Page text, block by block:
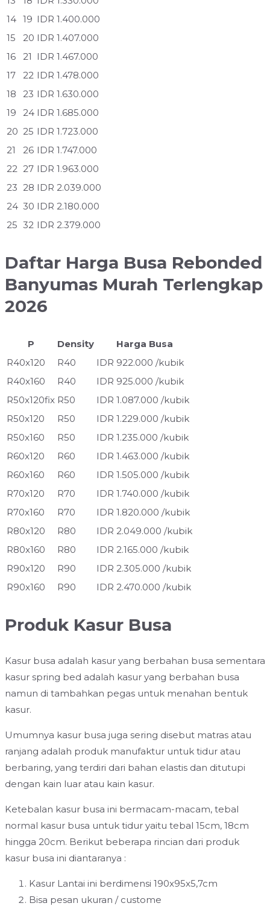
14 19 IDR 1.400.000
15
20 IDR 1.407.000
16
21
IDR 1.467.000
17
22 IDR 1.478.000
18
23 IDR 1.630.000
19
24 IDR 1.685.000
20 25 IDR 1.723.000
21
26 IDR 1.747.000
22 27 IDR 1.963.000
23 28 IDR 2.039.000
24 30 IDR 2.180.000
25 32 IDR 2.379.000
Daftar Harga Busa Rebonded
Banyumas Murah Terlengkap
2026
P Density
Harga Busa
R40x120
R40
IDR 922.000 /kubik
R40x160
R40
IDR 925.000 /kubik
R50x120fix R50
IDR 1.087.000 /kubik
R50x120
R50
IDR 1.229.000 /kubik
R50x160
R50
IDR 1.235.000 /kubik
R60x120
R60
IDR 1.463.000 /kubik
R60x160
R60
IDR 1.505.000 /kubik
R70x120
R70
IDR 1.740.000 /kubik
R70x160
R70
IDR 1.820.000 /kubik
R80x120
R80
IDR 2.049.000 /kubik
R80x160
R80
IDR 2.165.000 /kubik
R90x120
R90
IDR 2.305.000 /kubik
R90x160
R90 IDR 2.470.000 /kubik
Produk Kasur Busa
Kasur busa adalah kasur yang berbahan busa sementara
kasur spring bed adalah kasur yang berbahan busa
namun di tambahkan pegas untuk menahan bentuk
kasur.
Umumnya kasur busa juga sering disebut matras atau
ranjang adalah produk manufaktur untuk tidur atau
berbaring, yang terdiri dari bahan elastis dan ditutupi
dengan kain luar atau kain kasur.
Ketebalan kasur busa ini bermacam-macam, tebal
normal kasur busa untuk tidur yaitu tebal 15cm, 18cm
hingga 20cm. Berikut beberapa rincian dari produk
kasur busa ini diantaranya :
Kasur Lantai ini berdimensi 190x95x5,7cm
Bisa pesan ukuran / custome